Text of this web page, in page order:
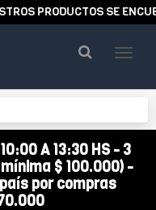
SE
A 13:30 HS - 3
$ 100.000) -
por compras